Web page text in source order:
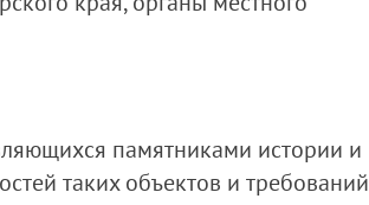
памятниками истории и
таких объектов и требований